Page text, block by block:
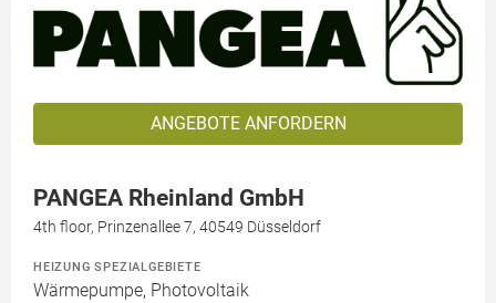
ANGEBOTE ANFORDERN
PANGEA Rheinland GmbH
4th floor, Prinzenallee 7, 40549 Düsseldorf
HEIZUNG SPEZIALGEBIETE
Wärmepumpe, Photovoltaik